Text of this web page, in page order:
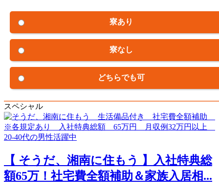
寮あり
寮なし
どちらでも可
スペシャル
【 そうだ、湘南に住もう 】入社特典総
額65万！社宅費全額補助＆家族入居相...